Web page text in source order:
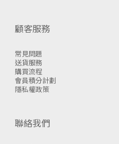
顧客服務
常見問題
送貨服務
購買流程
會員積分計劃
隱私權政策
聯絡我們